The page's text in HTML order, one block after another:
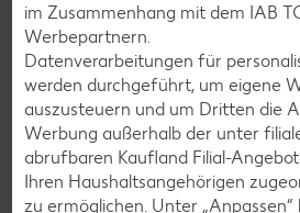
im Zusammenhang mit dem IAB
Werbepartnern.
Datenverarbeitungen für
werden durchgeführt, um eigene
auszusteuern und um Dritten die
Werbung außerhalb der unter
abrufbaren Kaufland Filial-
Ihren Haushaltsangehörigen
zu ermöglichen. Unter „Anpassen“